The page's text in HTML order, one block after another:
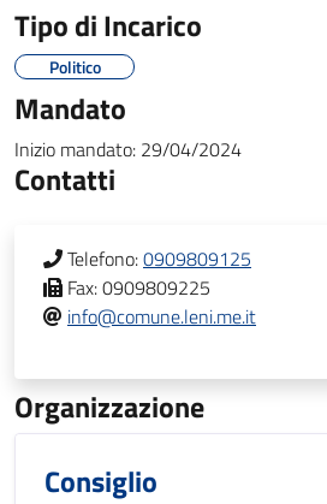
Tipo di Incarico
Politico
Mandato
Inizio mandato: 29/04/2024
Contatti
Telefono:0909809125
Fax:0909809225
info@comune.leni.me.it
Organizzazione
Consiglio